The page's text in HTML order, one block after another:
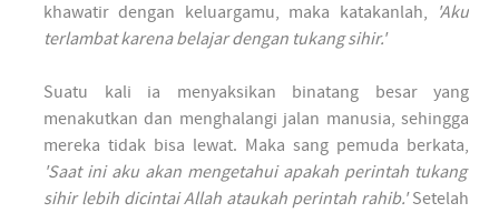
khawatir dengan keluargamu, maka katakanlah,
'Aku
terlambat karena belajar dengan tukang sihir.'
Suatu kali ia menyaksikan binatang besar yang
menakutkan dan menghalangi jalan manusia, sehingga
mereka tidak bisa lewat. Maka sang pemuda berkata,
'Saat ini aku akan mengetahui apakah perintah tukang
sihir lebih dicintai Allah ataukah perintah rahib.'Setelah